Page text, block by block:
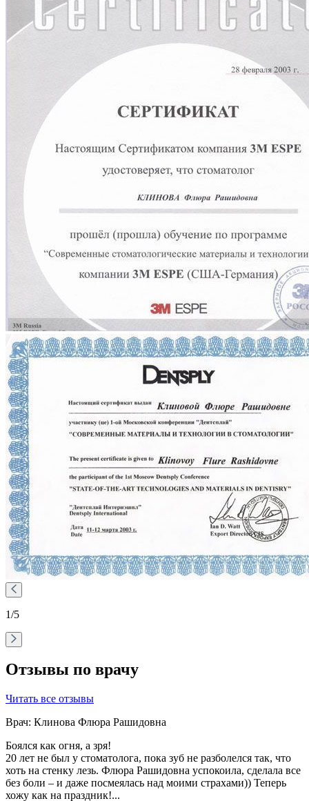
1/5
Отзывы по врачу
Читать все отзывы
Врач: Клинова Флюра Рашидовна
Боялся как огня, а зря!
20 лет не был у стоматолога, пока зуб не разболелся так, что
хоть на стенку лезь. Флюра Рашидовна успокоила, сделала все
без боли – и даже посмеялась над моими страхами)) Теперь
хожу как на праздник!...